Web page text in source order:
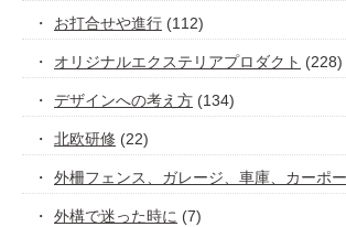
お打合せや進行 (112)
オリジナルエクステリアプロダクト (228)
デザインへの考え方 (134)
北欧研修 (22)
外柵フェンス、ガレージ、車庫、カーポ
外構で迷った時に (7)